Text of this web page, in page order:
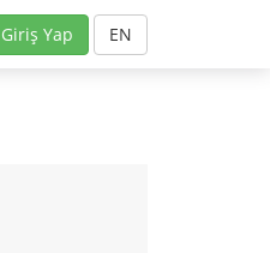
Giriş Yap EN